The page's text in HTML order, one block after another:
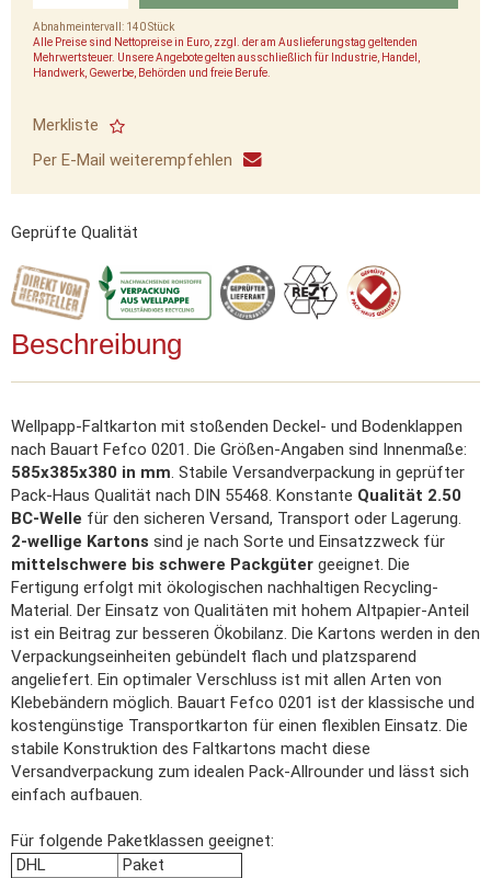
Abnahmeintervall: 140 Stück
Alle Preise sind Nettopreise in Euro, zzgl. der am Auslieferungstag geltenden
Mehrwertsteuer. Unsere Angebote gelten ausschließlich für Industrie, Handel,
Handwerk, Gewerbe, Behörden und freie Berufe.
Merkliste
Per E-Mail weiterempfehlen
Geprüfte Qualität
Beschreibung
Wellpapp-Faltkarton mit stoßenden Deckel- und Bodenklappen
nach Bauart Fefco 0201. Die Größen-Angaben sind Innenmaße:
585x385x380 in mm. Stabile Versandverpackung in geprüfter
Pack-Haus Qualität nach DIN 55468. Konstante Qualität 2.50
BC-Welle für den sicheren Versand, Transport oder Lagerung.
2-wellige Kartons sind je nach Sorte und Einsatzzweck für
mittelschwere bis schwere Packgüter geeignet. Die
Fertigung erfolgt mit ökologischen nachhaltigen Recycling-
Material. Der Einsatz von Qualitäten mit hohem Altpapier-Anteil
ist ein Beitrag zur besseren Ökobilanz. Die Kartons werden in den
Verpackungseinheiten gebündelt flach und platzsparend
angeliefert. Ein optimaler Verschluss ist mit allen Arten von
Klebebändern möglich. Bauart Fefco 0201 ist der klassische und
kostengünstige Transportkarton für einen flexiblen Einsatz. Die
stabile Konstruktion des Faltkartons macht diese
Versandverpackung zum idealen Pack-Allrounder und lässt sich
einfach aufbauen.
Für folgende Paketklassen geeignet:
DHL
Paket